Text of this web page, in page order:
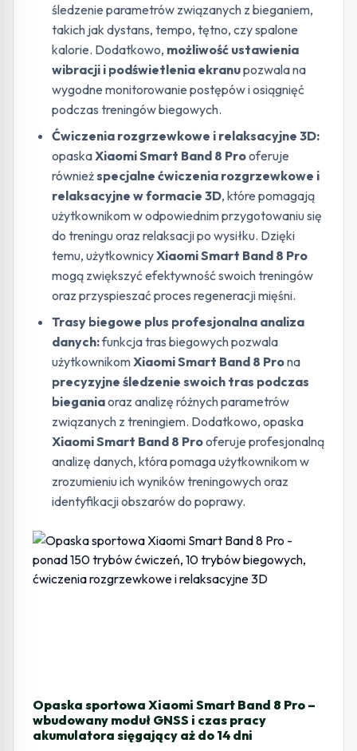
śledzenie parametrów związanych z bieganiem,
takich jak dystans, tempo, tętno, czy spalone
kalorie. Dodatkowo, możliwość ustawienia
wibracji i podświetlenia ekranupozwala na
wygodne monitorowanie postępów i osiągnięć
podczas treningów biegowych.
Ćwiczenia rozgrzewkowe i relaksacyjne 3D:
opaskaXiaomi Smart Band 8 Prooferuje
równieżspecjalne ćwiczenia rozgrzewkowe i
relaksacyjne w formacie 3D, które pomagają
użytkownikom w odpowiednim przygotowaniu się
do treningu oraz relaksacji po wysiłku. Dzięki
temu, użytkownicyXiaomi Smart Band 8 Pro
mogą zwiększyć efektywność swoich treningów
oraz przyspieszać proces regeneracji mięśni.
Trasy biegowe plus profesjonalna analiza
danych:funkcja tras biegowych pozwala
użytkownikomXiaomi Smart Band 8 Prona
precyzyjne śledzenie swoich tras podczas
bieganiaoraz analizę różnych parametrów
związanych z treningiem. Dodatkowo, opaska
Xiaomi Smart Band 8 Prooferuje profesjonalną
analizę danych, która pomaga użytkownikom w
zrozumieniu ich wyników treningowych oraz
identyfikacji obszarów do poprawy.
Opaska sportowa Xiaomi Smart Band 8 Pro –
wbudowany moduł GNSS i czas pracy
akumulatora sięgający aż do 14 dni